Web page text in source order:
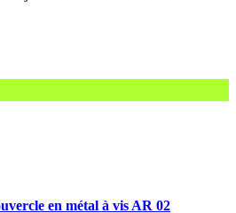
en métal à vis AR 02